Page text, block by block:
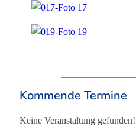
Kommende Termine
Keine Veranstaltung gefunden!